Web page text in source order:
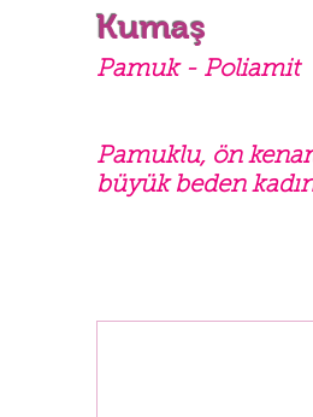
Kumaş
Pamuk - Poliamit
Pamuklu, ön
büyük beden